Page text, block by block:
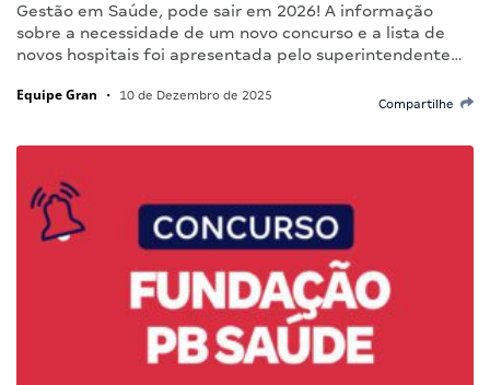
Gestão em Saúde, pode sair em 2026! A informação
sobre a necessidade de um novo concurso e a lista de
novos hospitais foi apresentada pelo superintendente…
Equipe Gran • 10 de Dezembro de 2025
Compartilhe